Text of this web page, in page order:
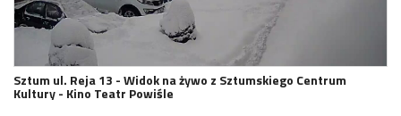
Sztum ul. Reja 13 - Widok na żywo z Sztumskiego Centrum
Kultury - Kino Teatr Powiśle